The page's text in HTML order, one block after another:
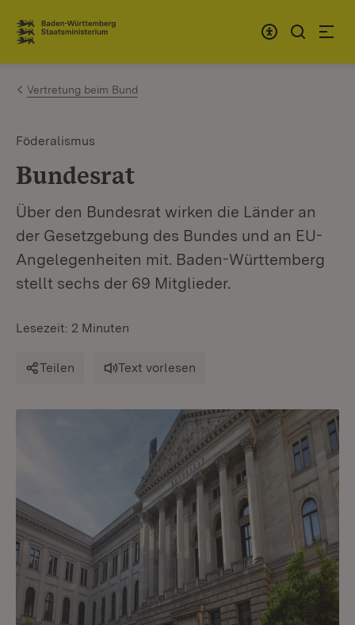
Zum Inhalt springen
Link zur Startseite
Vertretung beim Bund
Föderalismus
Bundesrat
Über den Bundesrat wirken die Länder an
der Gesetzgebung des Bundes und an EU-
Angelegenheiten mit. Baden-Württemberg
stellt sechs der 69 Mitglieder.
Lesezeit: 2 Minuten
Teilen Text vorlesen